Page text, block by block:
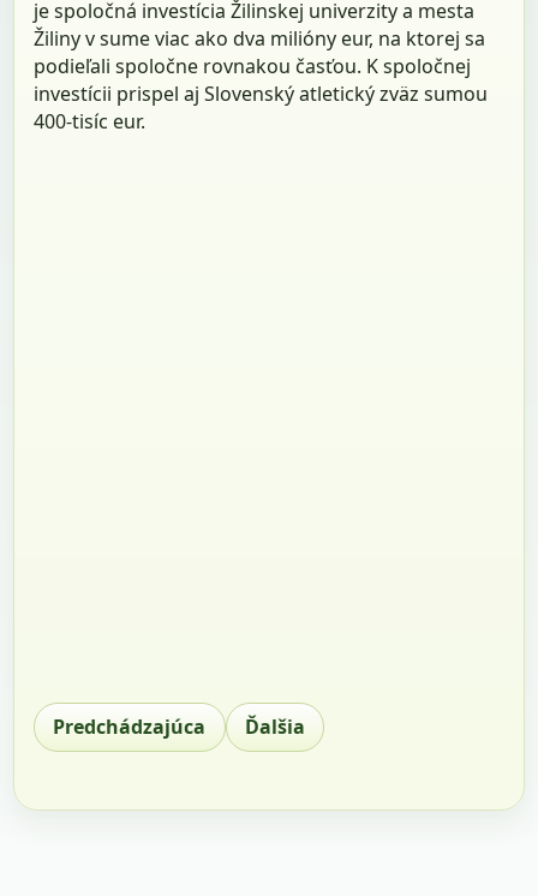
je spoločná investícia Žilinskej univerzity a mesta
Žiliny v sume viac ako dva milióny eur, na ktorej sa
podieľali spoločne rovnakou časťou. K spoločnej
investícii prispel aj Slovenský atletický zväz sumou
400-tisíc eur.
Predchádzajúca Ďalšia